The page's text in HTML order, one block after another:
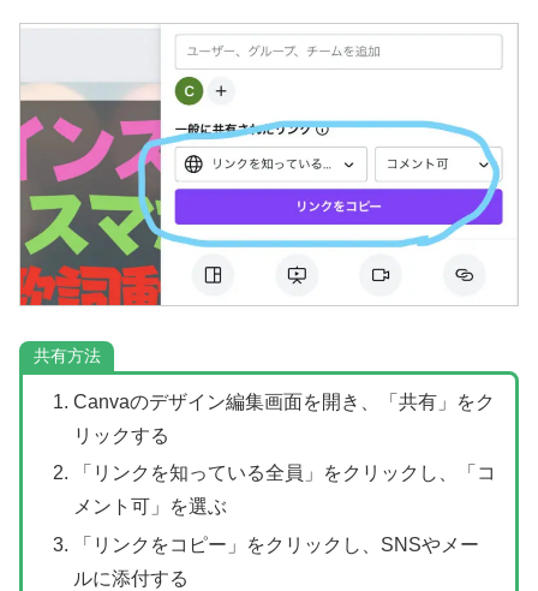
共有方法
Canvaのデザイン編集画面を開き、「共有」をク
リックする
「リンクを知っている全員」をクリックし、「コ
メント可」を選ぶ
「リンクをコピー」をクリックし、SNSやメー
ルに添付する